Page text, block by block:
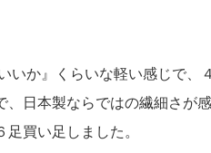
いか』くらいな軽い感じで、
日本製ならではの繊細さが
買い足しました。